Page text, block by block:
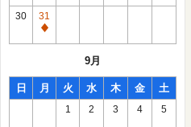
館
日
常
休
館
30
31
通
館
日
9月
日 月 火 水 木 金 土
1 2 3 4 5